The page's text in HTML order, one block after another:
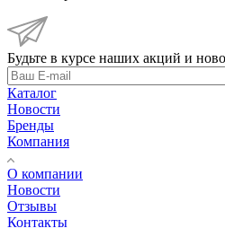
Будьте в курсе наших акций и
Каталог
Новости
Бренды
Компания
О компании
Новости
Отзывы
Контакты